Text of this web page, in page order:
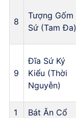
8
Tượng Gốm
Sứ (Tam Đa)
9
Đĩa Sứ Ký
Kiểu (Thời
Nguyễn)
1
Bát Ăn Cổ